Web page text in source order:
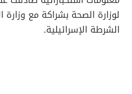
لوزارة الصحة بشراكة مع وزارة
الشرطة الإسرائيلية.